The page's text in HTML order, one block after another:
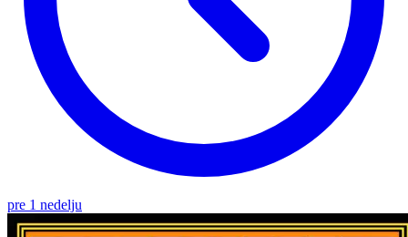
pre 1 nedelju